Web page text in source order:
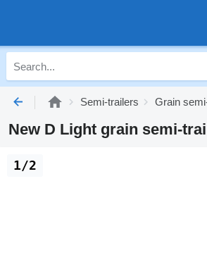
Semi-trailers Grain
New D Light grain semi-
1/2